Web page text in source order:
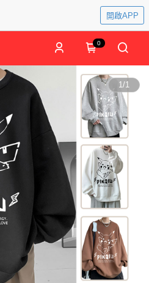
開啟APP
0
1/1